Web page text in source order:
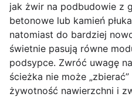
jak żwir na podbudowie z
betonowe lub kamień
natomiast do bardziej
świetnie pasują równe
podsypce. Zwróć uwagę
ścieżka nie może
żywotność nawierzchni i